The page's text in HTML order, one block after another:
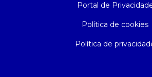
Portal de
Política de cookies
Política de